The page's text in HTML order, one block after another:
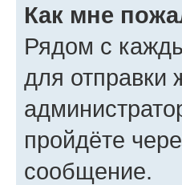
Как мне
Рядом с
для отправки
пройдёте
сообщение.